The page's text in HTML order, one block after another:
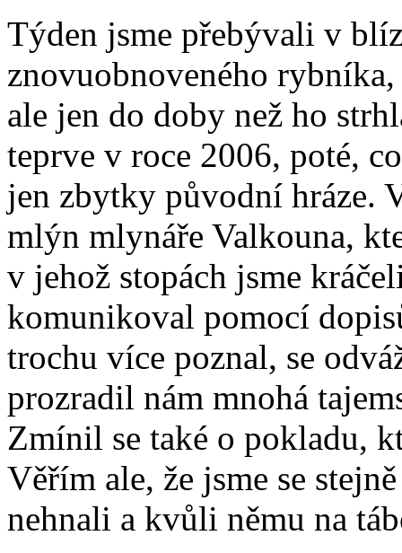
Týden jsme přebývali v
znovuobnoveného
ale jen do doby než ho
teprve v roce 2006, poté,
jen zbytky původní hráze.
mlýn mlynáře Valkouna,
v jehož stopách jsme
komunikoval pomocí
trochu více poznal, se
prozradil nám mnohá
Zmínil se také o pokladu,
Věřím ale, že jsme se
nehnali a kvůli němu na